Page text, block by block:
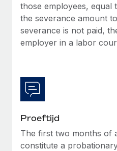
those employees, equal
the severance amount
severance is not paid,
employer in a labor
Proeftijd
The first two months of
constitute a